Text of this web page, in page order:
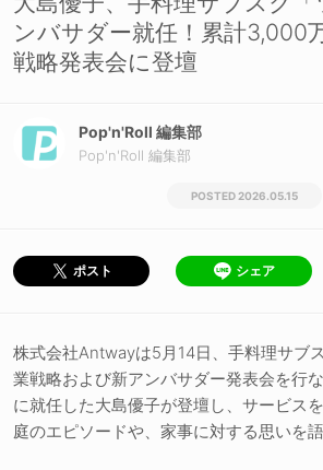
ンバサダー就任！累計3,000
戦略発表会に登壇
Pop'n'Roll 編集部
Pop'n'Roll 編集部
2026.05.15
ポスト シェア
株式会社Antwayは5月14日、手料理サブ
業戦略および新アンバサダー発表会を行
に就任した大島優子が登壇し、サービス
庭のエピソードや、家事に対する思いを語